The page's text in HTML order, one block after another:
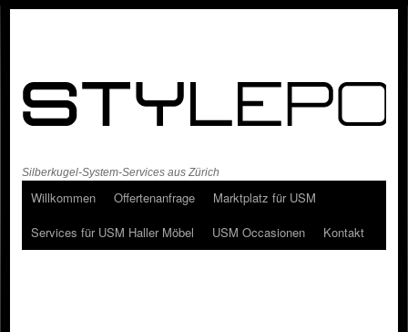
Silberkugel-System-Services aus Zürich
Willkommen Offertenanfrage
Marktplatz für USM
Services für USM Haller Möbel
USM Occasionen Kontakt